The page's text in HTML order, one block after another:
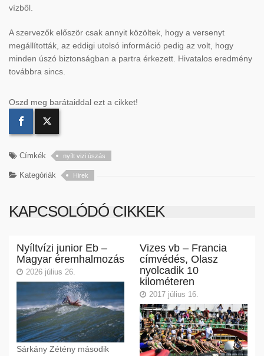
vízből.
A szervezők először csak annyit közöltek, hogy a versenyt
megállították, az eddigi utolsó információ pedig az volt, hogy
minden úszó biztonságban a partra érkezett. Hivatalos eredmény
továbbra sincs.
Oszd meg barátaiddal ezt a cikket!
Címkék nyílt vizi úszás
Kategóriák Hirek
KAPCSOLÓDÓ CIKKEK
Nyíltvízi junior Eb –
Magyar éremhalmozás
2026 július 26.
Sárkány Zétény második
Vizes vb – Francia
címvédés, Olasz
nyolcadik 10
kilométeren
2017 július 16.